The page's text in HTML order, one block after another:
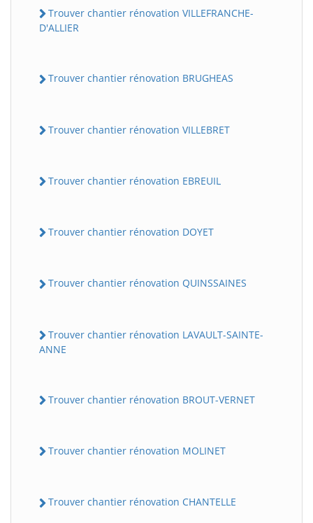
Trouver chantier rénovation VILLEFRANCHE-
D'ALLIER
Trouver chantier rénovation BRUGHEAS
Trouver chantier rénovation VILLEBRET
Trouver chantier rénovation EBREUIL
Trouver chantier rénovation DOYET
Trouver chantier rénovation QUINSSAINES
Trouver chantier rénovation LAVAULT-SAINTE-
ANNE
Trouver chantier rénovation BROUT-VERNET
Trouver chantier rénovation MOLINET
Trouver chantier rénovation CHANTELLE